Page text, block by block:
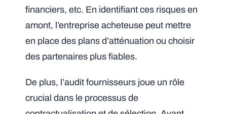
financiers, etc. En identifiant ces risques en
amont, l’entreprise acheteuse peut mettre
en place des plans d’atténuation ou choisir
des partenaires plus fiables.
De plus, l’audit fournisseurs joue un rôle
crucial dans le processus de